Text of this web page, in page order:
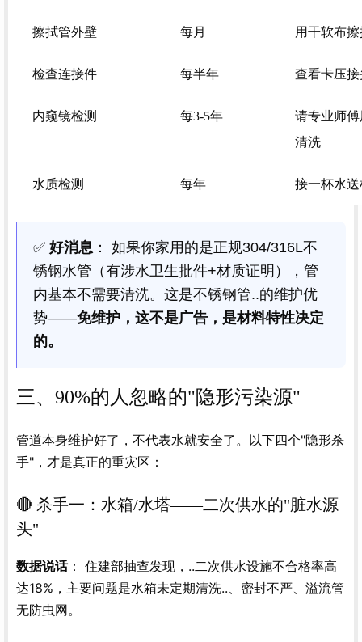
擦拭管外壁 每月 用干软布
检查连接件 每半年 查看卡压
内窥镜检测 每3-5年
请专业师
清洗
水质检测 每年 接一杯水
✅ 好消息 ： 如果你家用的是正规304/316L不
锈钢水管（有涉水卫生批件+材质证明），管
内基本不需要清洗。这是不锈钢管..的维护优
势——免维护，这不是广告，是材料特性决定
的。
三、90%的人忽略的"隐形污染源"
管道本身维护好了，不代表水就安全了。以下四个"隐形杀
手"，才是真正的重灾区：
🔴 杀手一：水箱/水塔——二次供水的"脏水源
头"
数据说话： 住建部抽查发现，..二次供水设施不合格率高
达18%，主要问题是水箱未定期清洗..、密封不严、溢流管
无防虫网。